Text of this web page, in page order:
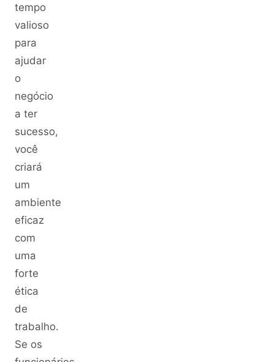
tempo
valioso
para
ajudar
o
negócio
a ter
sucesso,
você
criará
um
ambiente
eficaz
com
uma
forte
ética
de
trabalho.
Se os